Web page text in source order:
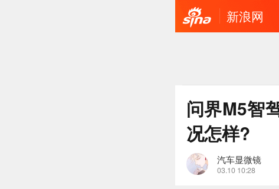
新浪网
问界M5智
况怎样?
汽车显微镜
03.10 10:28